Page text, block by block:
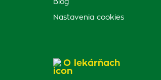
Blog
Nastavenia cookies
O lekárňach